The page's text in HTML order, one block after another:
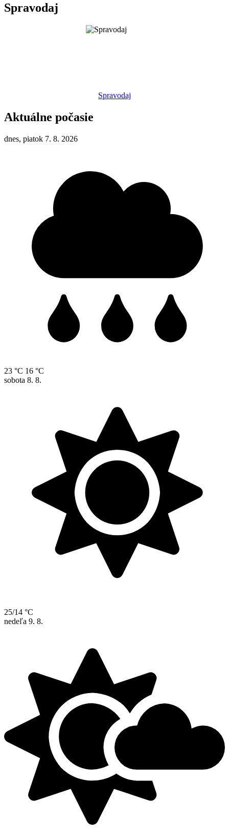
Spravodaj
Spravodaj
Aktuálne počasie
dnes, piatok 7. 8. 2026
23 °C 16 °C
sobota 8. 8.
25/14 °C
nedeľa 9. 8.